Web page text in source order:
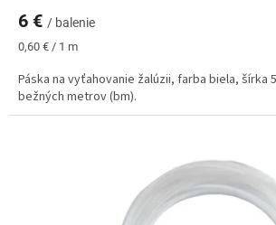
6 € / balenie
Jednotková
0,60 € / 1 m
Páska na vyťahovanie žalúzii, farba biela, šírka
bežných metrov (bm).